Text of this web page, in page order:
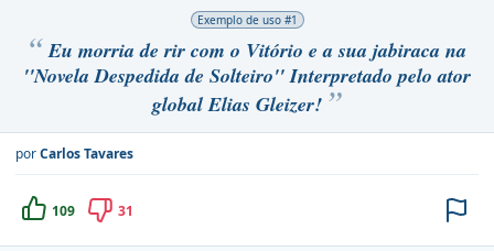
Exemplo de uso #1
Eu morria de rir com o Vitório e a sua jabiraca na
''Novela Despedida de Solteiro'' Interpretado pelo ator
global Elias Gleizer!
porCarlos Tavares
109 31